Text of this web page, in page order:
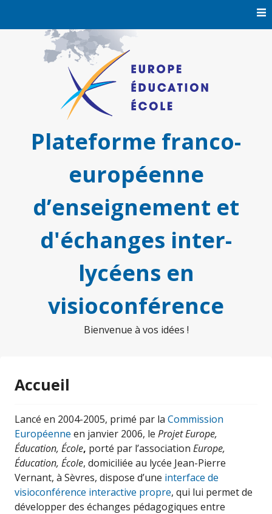
Plateforme franco-
européenne
d’enseignement et
d'échanges inter-
lycéens en
visioconférence
Bienvenue à vos idées !
Accueil
Lancé en 2004-2005, primé par la Commission
Européenne en janvier 2006, le Projet Europe,
Éducation, École, porté par l’association Europe,
Éducation, École, domiciliée au lycée Jean-Pierre
Vernant, à Sèvres, dispose d’une interface de
visioconférence interactive propre, qui lui permet de
développer des échanges pédagogiques entre